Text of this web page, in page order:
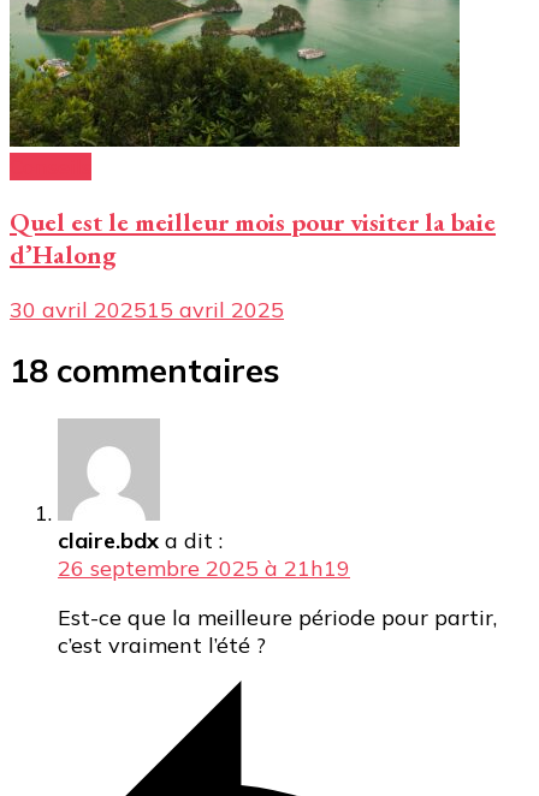
Quel est le meilleur mois pour visiter la baie
d’Halong
30 avril 202515 avril 2025
18 commentaires
claire.bdx a dit :
26 septembre 2025 à 21h19
Est-ce que la meilleure période pour partir,
c’est vraiment l’été ?